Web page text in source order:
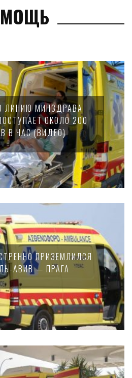
ЛИНИЮ МИНЗДРАВА
ОКОЛО 200
В ЧАС (ВИДЕО)
ПРИЗЕМЛИЛСЯ
АВИВ — ПРАГА